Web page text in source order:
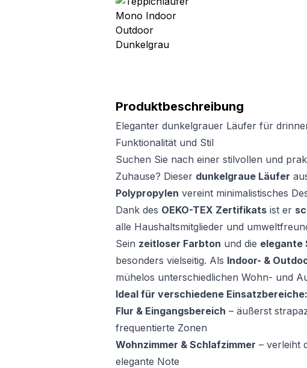
Produktbeschreibung
Eleganter dunkelgrauer Läufer für
Funktionalität und Stil
Suchen Sie nach einer stilvollen und
Zuhause? Dieser dunkelgraue Läufer
Polypropylen vereint minimalistisches
Dank des OEKO-TEX Zertifikats ist er
alle Haushaltsmitglieder und
Sein zeitloser Farbton und die elegante
besonders vielseitig. Als Indoor- &
mühelos unterschiedlichen Wohn- und
Ideal für verschiedene Einsatzbereiche:
Flur & Eingangsbereich – äußerst
frequentierte Zonen
Wohnzimmer & Schlafzimmer – verleiht
elegante Note